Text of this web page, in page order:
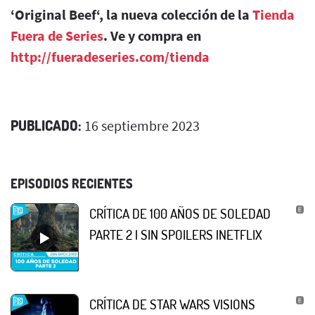
‘Original Beef‘, la nueva colección de la Tienda
Fuera de Series. Ve y compra en
http://fueradeseries.com/tienda
PUBLICADO: 16 septiembre 2023
EPISODIOS RECIENTES
CRÍTICA DE 100 AÑOS DE SOLEDAD
PARTE 2 | SIN SPOILERS |NETFLIX
CRÍTICA DE STAR WARS VISIONS